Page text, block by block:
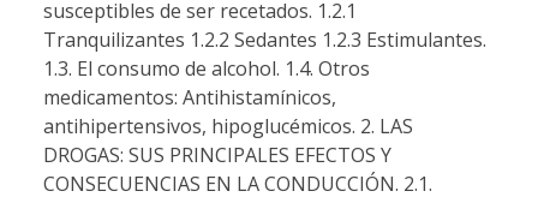
susceptibles de ser recetados. 1.2.1
Tranquilizantes 1.2.2 Sedantes 1.2.3 Estimulantes.
1.3. El consumo de alcohol. 1.4. Otros
medicamentos: Antihistamínicos,
antihipertensivos, hipoglucémicos. 2. LAS
DROGAS: SUS PRINCIPALES EFECTOS Y
CONSECUENCIAS EN LA CONDUCCIÓN. 2.1.